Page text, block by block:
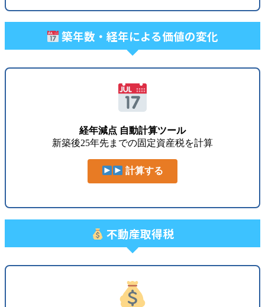
築年数・経年による価値の変化
経年減点 自動計算ツール
新築後25年先までの固定資産税を計算
計算する
不動産取得税